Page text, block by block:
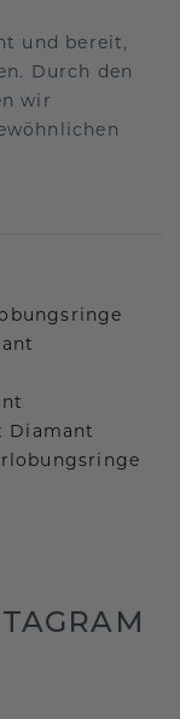
und bereit,
Durch den
wir
Diamant